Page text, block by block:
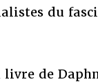
du
de